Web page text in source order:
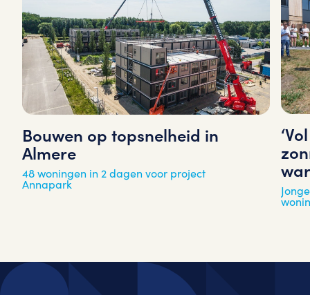
Bouwen op topsnelheid in
Almere
48 woningen in 2 dagen voor project
Annapark